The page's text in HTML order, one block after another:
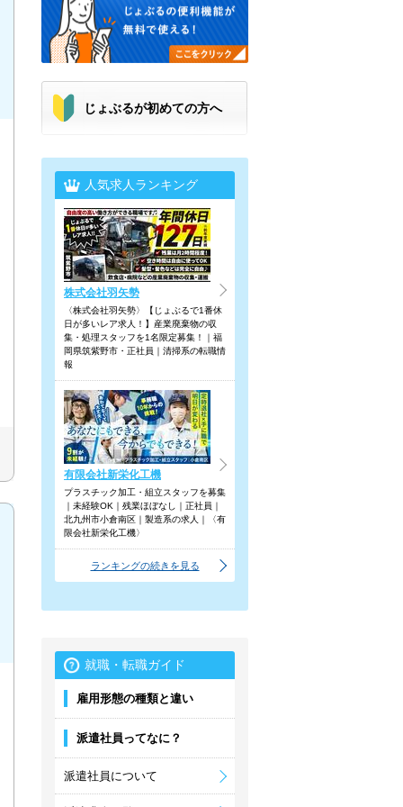
じょぶるが初めての方へ
人気求人ランキング
株式会社羽矢勢
〈株式会社羽矢勢〉【じょぶるで1番休
日が多いレア求人！】産業廃棄物の収
集・処理スタッフを1名限定募集！｜福
岡県筑紫野市・正社員｜清掃系の転職情
報
有限会社新栄化工機
プラスチック加工・組立スタッフを募集
｜未経験OK｜残業ほぼなし｜正社員｜
北九州市小倉南区｜製造系の求人｜〈有
限会社新栄化工機〉
ランキングの続きを見る
就職・転職ガイド
雇用形態の種類と違い
派遣社員ってなに？
派遣社員について